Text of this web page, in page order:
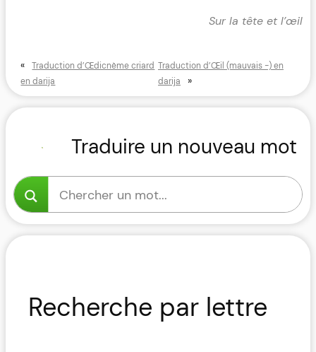
Sur la tête et l’œil
«
Traduction d’Œdicnème criard
en darija
Traduction d’Œil (mauvais -) en
darija
»
Traduire un nouveau mot
Recherche par lettre